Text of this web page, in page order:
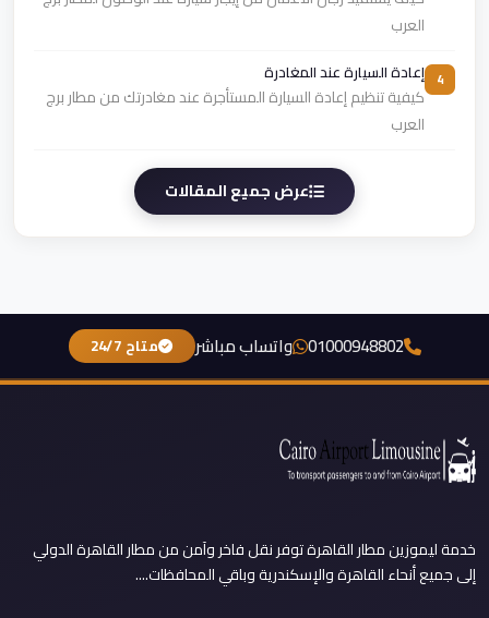
العرب
إعادة السيارة عند المغادرة
كيفية تنظيم إعادة السيارة المستأجرة عند مغادرتك من مطار برج
العرب
عرض جميع المقالات
01000948802 واتساب مباشر متاح 24/7
خدمة ليموزين مطار القاهرة توفر نقل فاخر وآمن من مطار القاهرة الدولي
إلى جميع أنحاء القاهرة والإسكندرية وباقي المحافظات....